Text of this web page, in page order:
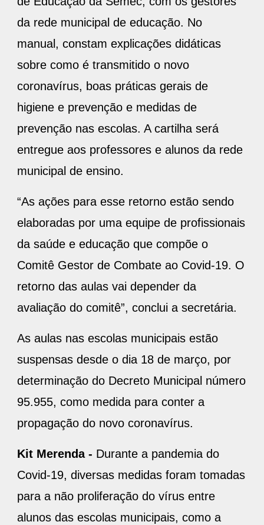
da rede municipal de educação. No
manual, constam explicações didáticas
sobre como é transmitido o novo
coronavírus, boas práticas gerais de
higiene e prevenção e medidas de
prevenção nas escolas. A cartilha será
entregue aos professores e alunos da rede
municipal de ensino.
“As ações para esse retorno estão sendo
elaboradas por uma equipe de profissionais
da saúde e educação que compõe o
Comitê Gestor de Combate ao Covid-19. O
retorno das aulas vai depender da
avaliação do comitê”, conclui a secretária.
As aulas nas escolas municipais estão
suspensas desde o dia 18 de março, por
determinação do Decreto Municipal número
95.955, como medida para conter a
propagação do novo coronavírus.
Kit Merenda - Durante a pandemia do
Covid-19, diversas medidas foram tomadas
para a não proliferação do vírus entre
alunos das escolas municipais, como a